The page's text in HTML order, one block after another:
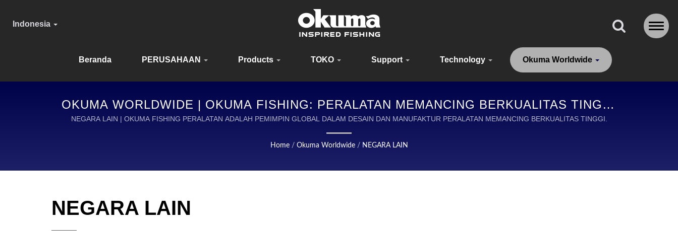
Beranda PERUSAHAAN Products TOKO Support Technology Okuma Worldwide
Indonesia
OKUMA WORLDWIDE | OKUMA FISHING: PERALATAN MEMANCING BERKUALITAS TINGGI
DIDUKUNG OLEH 30 TAHUN KEAHLIAN
NEGARA LAIN | OKUMA FISHING PERALATAN ADALAH PEMIMPIN GLOBAL DALAM DESAIN DAN MANUFAKTUR PERALATAN MEMANCING BERKUALITAS TINGGI.
Home / Okuma Worldwide / NEGARA LAIN
NEGARA LAIN